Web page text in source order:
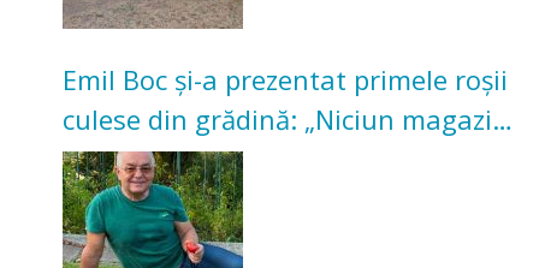
Emil Boc și-a prezentat primele roșii
culese din grădină: „Niciun magazin
nu poate oferi această satisfacție”